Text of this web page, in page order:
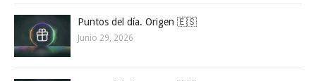
Puntos del día. Origen 🇪🇸
Junio 29, 2026